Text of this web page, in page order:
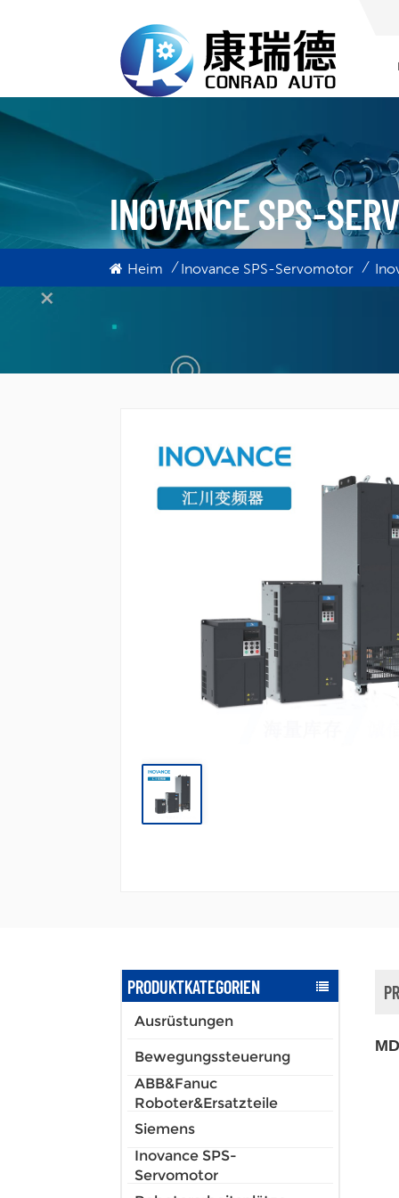
INOVANCE SPS-
Heim / Inovance SPS-Servomotor /
PRODUKTKATEGORIEN
Ausrüstungen
Bewegungssteuerung
ABB&Fanuc
Roboter&Ersatzteile
Siemens
Inovance SPS-
Servomotor